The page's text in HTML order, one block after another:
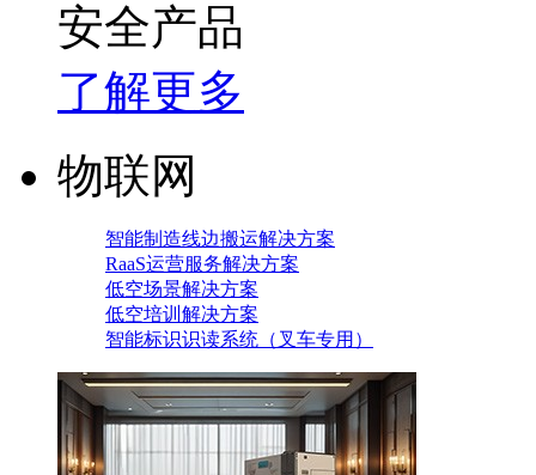
安全产品
了解更多
物联网
智能制造线边搬运解决方案
RaaS运营服务解决方案
低空场景解决方案
低空培训解决方案
智能标识识读系统（叉车专用）